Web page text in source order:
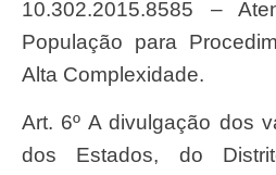
10.302.2015.8585 –
População para
Alta Complexidade.
Art. 6º A divulgação dos valores do Teto MAC
dos Estados, do